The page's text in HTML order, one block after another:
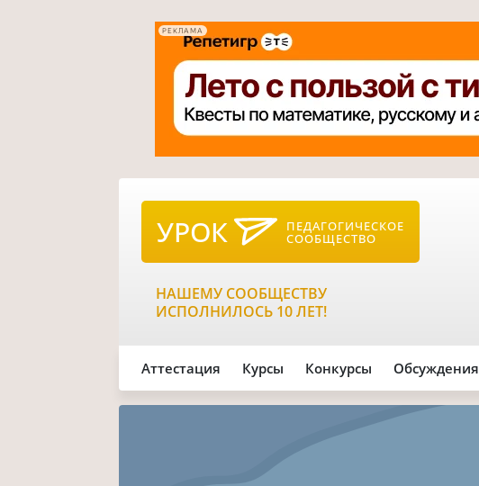
РЕКЛАМА
УРОК ПЕДАГОГИЧЕСКОЕ
СООБЩЕСТВО
НАШЕМУ СООБЩЕСТВУ
ИСПОЛНИЛОСЬ 10 ЛЕТ!
Аттестация Курсы Конкурсы Обсуждения